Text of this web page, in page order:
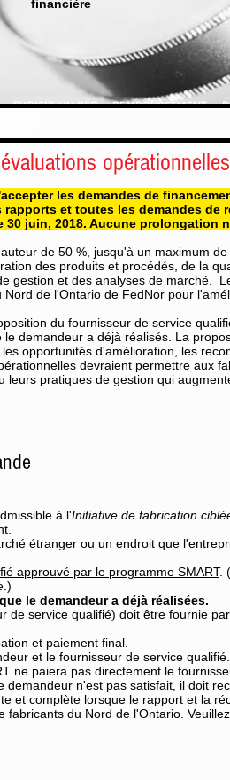
financière
CHOISIR UN PSQ REMBOURSEMENT
les demandes de
et toutes les demandes de
juin, 2018. Aucune prolongation
de 50 %, jusqu'à un maximum
des produits et procédés, de la
gestion et des analyses de marché.
de l'Ontario de FedNor pour
du fournisseur de service
demandeur a déjà réalisés. La
opportunités d'amélioration, les
devraient permettre aux
pratiques de gestion qui
à l'Initiative de fabrication
étranger ou un endroit que
approuvé par le programme SMART.
le demandeur a déjà réalisées.
de service qualifié) doit être fournie
et paiement final.
et le fournisseur de service qualifié.
ne paiera pas directement le
n'est pas satisfait, il doit
et complète lorsque le rapport et la
du Nord de l'Ontario.